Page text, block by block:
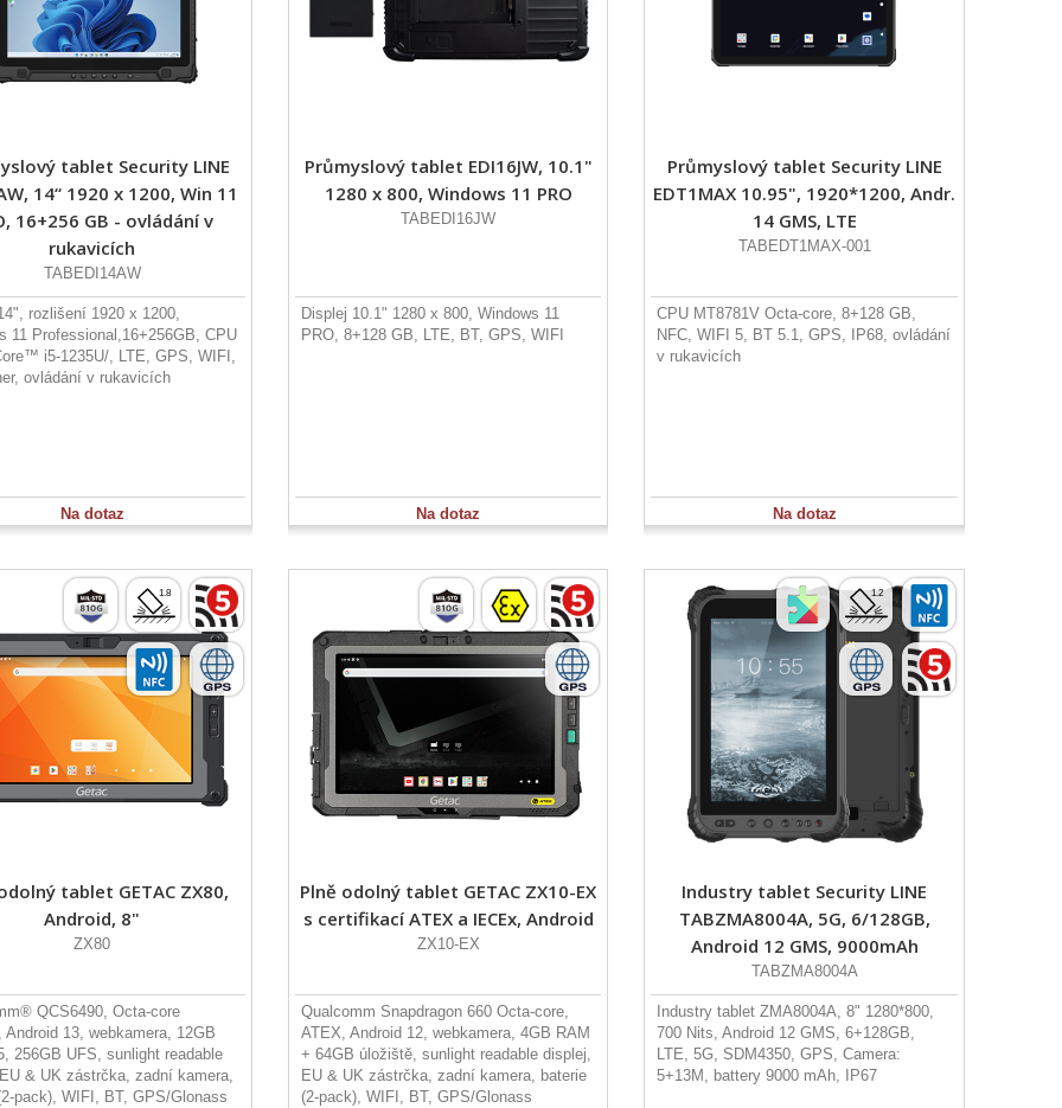
tablet Security LINE
14“ 1920 x 1200, Win 11
16+256 GB - ovládání v
rukavicích
TABEDI14AW
rozlišení 1920 x 1200,
11 Professional,16+256GB, CPU
i5-1235U/, LTE, GPS, WIFI,
ovládání v rukavicích
Na dotaz
Průmyslový tablet EDI16JW, 10.1"
1280 x 800, Windows 11 PRO
TABEDI16JW
Displej 10.1" 1280 x 800, Windows 11
PRO, 8+128 GB, LTE, BT, GPS, WIFI
Na dotaz
Průmyslový tablet Security LINE
EDT1MAX 10.95", 1920*1200, Andr.
14 GMS, LTE
TABEDT1MAX-001
CPU MT8781V Octa-core, 8+128 GB,
NFC, WIFI 5, BT 5.1, GPS, IP68, ovládání
v rukavicích
Na dotaz
tablet GETAC ZX80,
Android, 8"
ZX80
QCS6490, Octa-core
Android 13, webkamera, 12GB
256GB UFS, sunlight readable
& UK zástrčka, zadní kamera,
pack), WIFI, BT, GPS/Glonass
Plně odolný tablet GETAC ZX10-EX
s certifikací ATEX a IECEx, Android
ZX10-EX
Qualcomm Snapdragon 660 Octa-core,
ATEX, Android 12, webkamera, 4GB RAM
+ 64GB úložiště, sunlight readable displej,
EU & UK zástrčka, zadní kamera, baterie
(2-pack), WIFI, BT, GPS/Glonass
Industry tablet Security LINE
TABZMA8004A, 5G, 6/128GB,
Android 12 GMS, 9000mAh
TABZMA8004A
Industry tablet ZMA8004A, 8" 1280*800,
700 Nits, Android 12 GMS, 6+128GB,
LTE, 5G, SDM4350, GPS, Camera:
5+13M, battery 9000 mAh, IP67